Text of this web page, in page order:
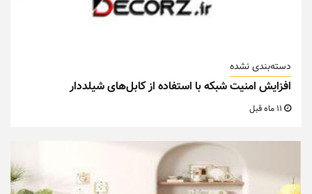
دسته‌بندی نشده
افزایش امنیت شبکه با استفاده از کابل‌های شیلددار